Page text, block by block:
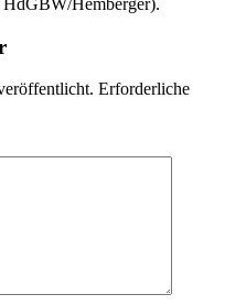
Hemberger).
Erforderliche